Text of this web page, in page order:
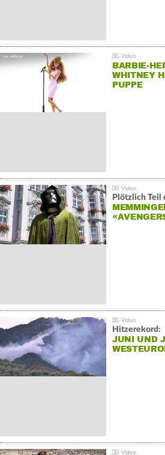
BARBIE-
WHITNEY
PUPPE
Plötzlich Teil
Hitzerekord:
JUNI UND